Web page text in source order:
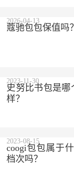
蔻驰包包保值吗
2026-04-13
史努比书包是
样？
2023-11-30
coogi包包属于
档次吗？
2023-08-15